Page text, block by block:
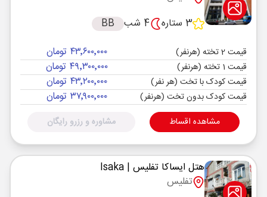
3 ستاره
4 شب BB
قیمت 2 تخته (هرنفر) ۴۳٬۶۰۰٬۰۰۰ تومان
قیمت 1 تخته (هرنفر) ۴۹٬۳۰۰٬۰۰۰ تومان
قیمت کودک با تخت (هر نفر) ۴۳٬۲۰۰٬۰۰۰ تومان
قیمت کودک بدون تخت (هرنفر) ۳۷٬۹۰۰٬۰۰۰ تومان
مشاهده اقساط مشاوره و رزرو رایگان
هتل ایساکا تفلیس | Isaka
تفلیس